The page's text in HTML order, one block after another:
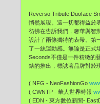
Reverso Tribute Duoface
悄然展現。這一切都得益於
彷彿在告訴我們，奢華與智
設計了兩條獨特的表帶。第
了一絲運動感。無論是正式
Seconds不僅是一件精緻的
錶的推出，標誌著品牌對於
( NFG - NeoFashionGo
( CWNTP - 華人世界時報
( EDN - 東方數位新聞-